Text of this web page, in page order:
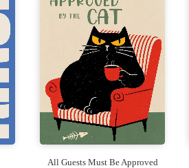
All Guests Must Be Approved